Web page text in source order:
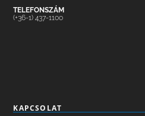
TELEFONSZÁM
(+36-1) 437-1100
KAPCSOLAT